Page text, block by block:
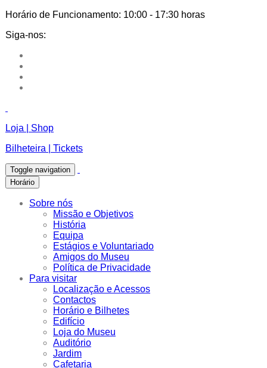
Horário de Funcionamento: 10:00 - 17:30 horas
Siga-nos:
Loja | Shop
Bilheteira | Tickets
Toggle navigation
Horário
Sobre nós
Missão e Objetivos
História
Equipa
Estágios e Voluntariado
Amigos do Museu
Política de Privacidade
Para visitar
Localização e Acessos
Contactos
Horário e Bilhetes
Edifício
Loja do Museu
Auditório
Jardim
Cafetaria